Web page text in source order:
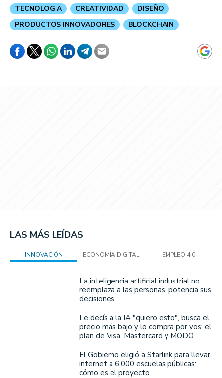
TECNOLOGIA CREATIVIDAD
DISEÑO
PRODUCTOS INNOVADORES
BLOCKCHAIN
LAS MÁS LEÍDAS
INNOVACIÓN ECONOMÍA DIGITAL EMPLEO 4.0
La inteligencia artificial industrial no
reemplaza a las personas, potencia sus
decisiones
Le decís a la IA "quiero esto", busca el
precio más bajo y lo compra por vos: el
plan de Visa, Mastercard y MODO
El Gobierno eligió a Starlink para llevar
internet a 6.000 escuelas públicas:
cómo es el proyecto